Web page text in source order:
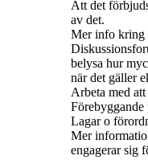
Att det
av det.
Mer info kring
belysa hur
när det gäller
Arbeta med
Förebyggande
Lagar o
Mer
engagerar sig